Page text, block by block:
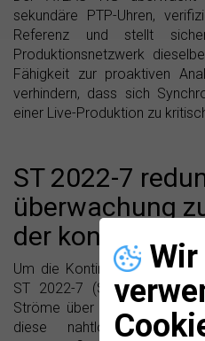
Wir
sekundäre PTP-Uhren,
Referenz und stellt
Produktionsnetzwerk
Fähigkeit zur proaktiven
verhindern, dass sich
einer Live-Produktion zu
ST 2022-7
überwachung
der kontinuität
Um die Kontinuität zu
ST 2022-7 (Seamless
Ströme über getrennte
diese nahtlose